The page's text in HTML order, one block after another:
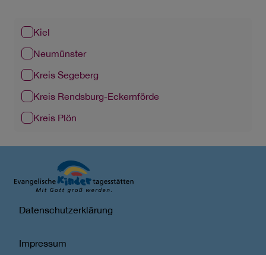
Kiel
Neumünster
Kreis Segeberg
Kreis Rendsburg-Eckernförde
Kreis Plön
Datenschutzerklärung
Impressum